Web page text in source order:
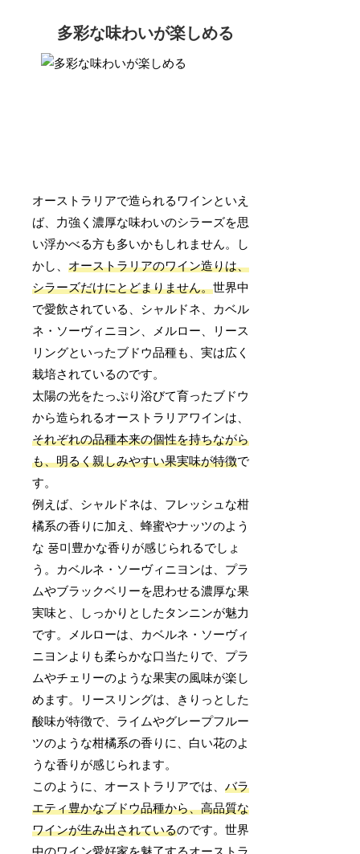
多彩な味わいが楽しめる
オーストラリアで造られるワインといえ
ば、力強く濃厚な味わいのシラーズを思
い浮かべる方も多いかもしれません。し
かし、オーストラリアのワイン造りは、
シラーズだけにとどまりません。世界中
で愛飲されている、シャルドネ、カベル
ネ・ソーヴィニヨン、メルロー、リース
リングといったブドウ品種も、実は広く
栽培されているのです。
太陽の光をたっぷり浴びて育ったブドウ
から造られるオーストラリアワインは、
それぞれの品種本来の個性を持ちながら
も、明るく親しみやすい果実味が特徴で
す。
例えば、シャルドネは、フレッシュな柑
橘系の香りに加え、蜂蜜やナッツのよう
な 풍미豊かな香りが感じられるでしょ
う。カベルネ・ソーヴィニヨンは、プラ
ムやブラックベリーを思わせる濃厚な果
実味と、しっかりとしたタンニンが魅力
です。メルローは、カベルネ・ソーヴィ
ニヨンよりも柔らかな口当たりで、プラ
ムやチェリーのような果実の風味が楽し
めます。リースリングは、きりっとした
酸味が特徴で、ライムやグレープフルー
ツのような柑橘系の香りに、白い花のよ
うな香りが感じられます。
このように、オーストラリアでは、バラ
エティ豊かなブドウ品種から、高品質な
ワインが生み出されているのです。世界
中のワイン愛好家を魅了するオーストラ